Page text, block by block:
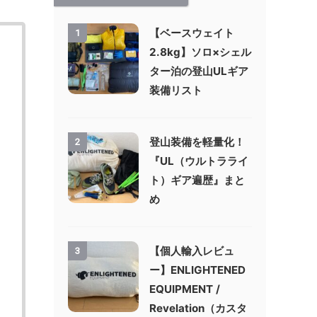
1
【ベースウェイト
2.8kg】ソロ×シェル
ター泊の登山ULギア
装備リスト
2
登山装備を軽量化！
『UL（ウルトラライ
ト）ギア遍歴』まと
め
3
【個人輸入レビュ
ー】ENLIGHTENED
EQUIPMENT /
Revelation（カスタ